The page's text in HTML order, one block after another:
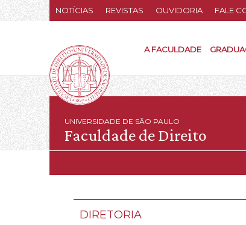
NOTÍCIAS REVISTAS OUVIDORIA FALE
A FACULDADE
UNIVERSIDADE DE SÃO PAULO
Faculdade de Direito
DIRETORIA